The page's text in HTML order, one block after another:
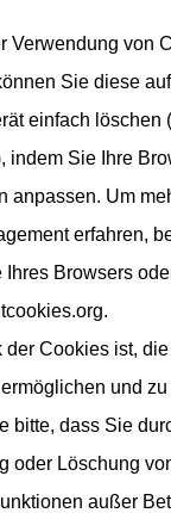
Verwendung von
Sie diese
einfach löschen
indem Sie Ihre
anpassen. Um
erfahren,
Ihres Browsers
der Cookies ist,
und
bitte, dass Sie
oder Löschung
außer